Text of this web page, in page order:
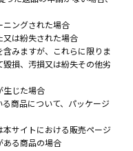
ニングされた場合
又は紛失された場合
みますが、これらに限りま
損、汚損又は紛失その他劣
生じた場合
商品について、パッケージ
サイトにおける販売ページ
ある商品の場合